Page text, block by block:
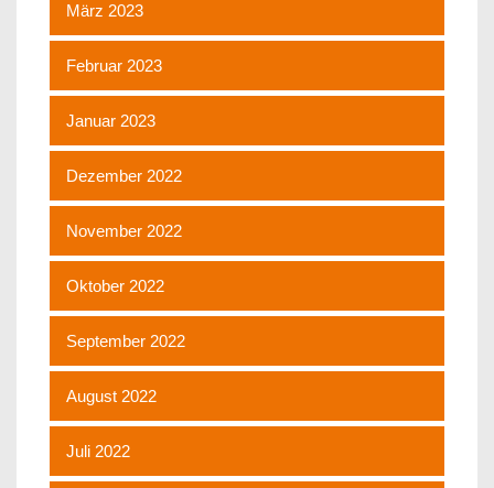
März 2023
Februar 2023
Januar 2023
Dezember 2022
November 2022
Oktober 2022
September 2022
August 2022
Juli 2022